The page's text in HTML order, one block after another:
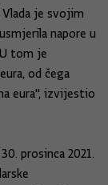
je svojim
napore u
tom je
od čega
eura'', izvijestio
prosinca 2021.